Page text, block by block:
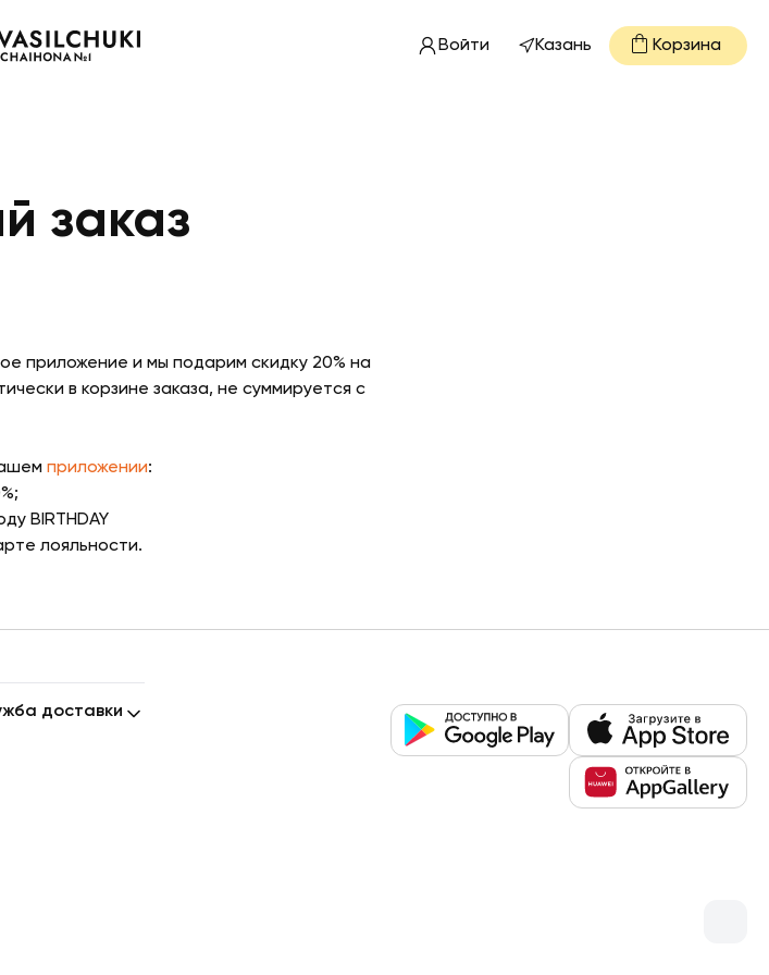
Войти Казань Корзина
заказ
приложение и мы подарим скидку 20% на
в корзине заказа, не суммируется с
приложении:
BIRTHDAY
лояльности.
доставки